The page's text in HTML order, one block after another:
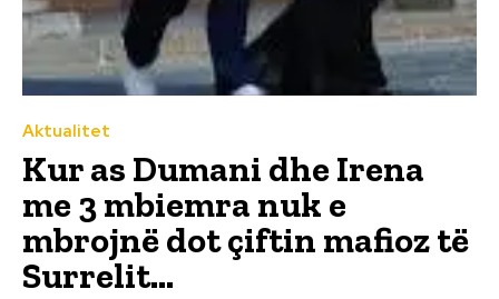
Aktualitet
Kur as Dumani dhe Irena
me 3 mbiemra nuk e
mbrojnë dot çiftin mafioz të
Surrelit…